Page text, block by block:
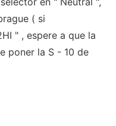
( si
" , espere a que la
poner la S - 10 de